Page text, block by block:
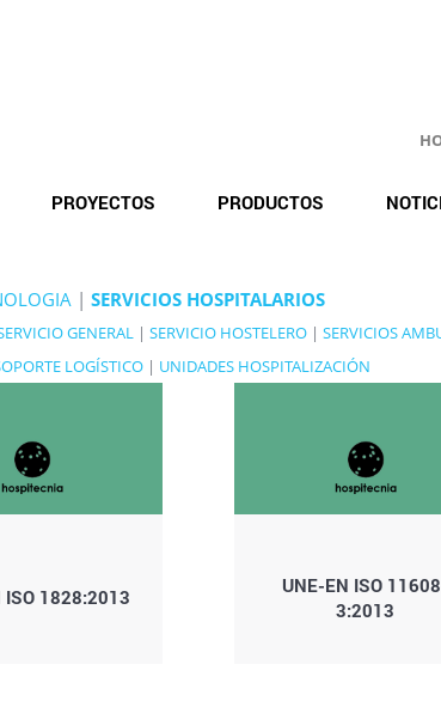
PROYECTOS PRODUCTOS
| SERVICIOS HOSPITALARIOS
GENERAL | SERVICIO HOSTELERO | SERVICIOS
LOGÍSTICO | UNIDADES HOSPITALIZACIÓN
ISO 1828:2013
UNE-EN ISO
3:2013